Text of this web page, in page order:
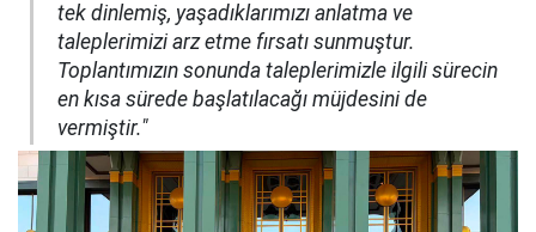
tek dinlemiş, yaşadıklarımızı anlatma ve
taleplerimizi arz etme fırsatı sunmuştur.
Toplantımızın sonunda taleplerimizle ilgili sürecin
en kısa sürede başlatılacağı müjdesini de
vermiştir."